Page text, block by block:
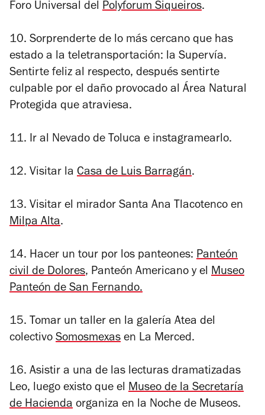
Foro Universal del Polyforum Siqueiros.
10. Sorprenderte de lo más cercano que has
estado a la teletransportación: la Supervía.
Sentirte feliz al respecto, después sentirte
culpable por el daño provocado al Área Natural
Protegida que atraviesa.
11. Ir al Nevado de Toluca e instagramearlo.
12. Visitar la Casa de Luis Barragán.
13. Visitar el mirador Santa Ana Tlacotenco en
Milpa Alta.
14. Hacer un tour por los panteones: Panteón
civil de Dolores, Panteón Americano y el Museo
Panteón de San Fernando.
15. Tomar un taller en la galería Atea del
colectivo Somosmexas en La Merced.
16. Asistir a una de las lecturas dramatizadas
Leo, luego existo que el Museo de la Secretaría
de Hacienda organiza en la Noche de Museos.